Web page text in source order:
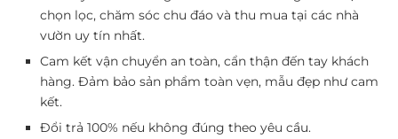
chọn lọc, chăm sóc chu đáo và thu mua tại các nhà
vườn uy tín nhất.
Cam kết vận chuyển an toàn, cẩn thận đến tay khách
hàng. Đảm bảo sản phẩm toàn vẹn, mẫu đẹp như cam
kết.
Đổi trả 100% nếu không đúng theo yêu cầu.